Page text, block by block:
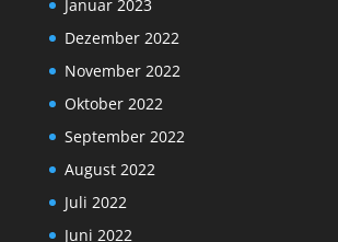
Januar 2023
Dezember 2022
November 2022
Oktober 2022
September 2022
August 2022
Juli 2022
Juni 2022